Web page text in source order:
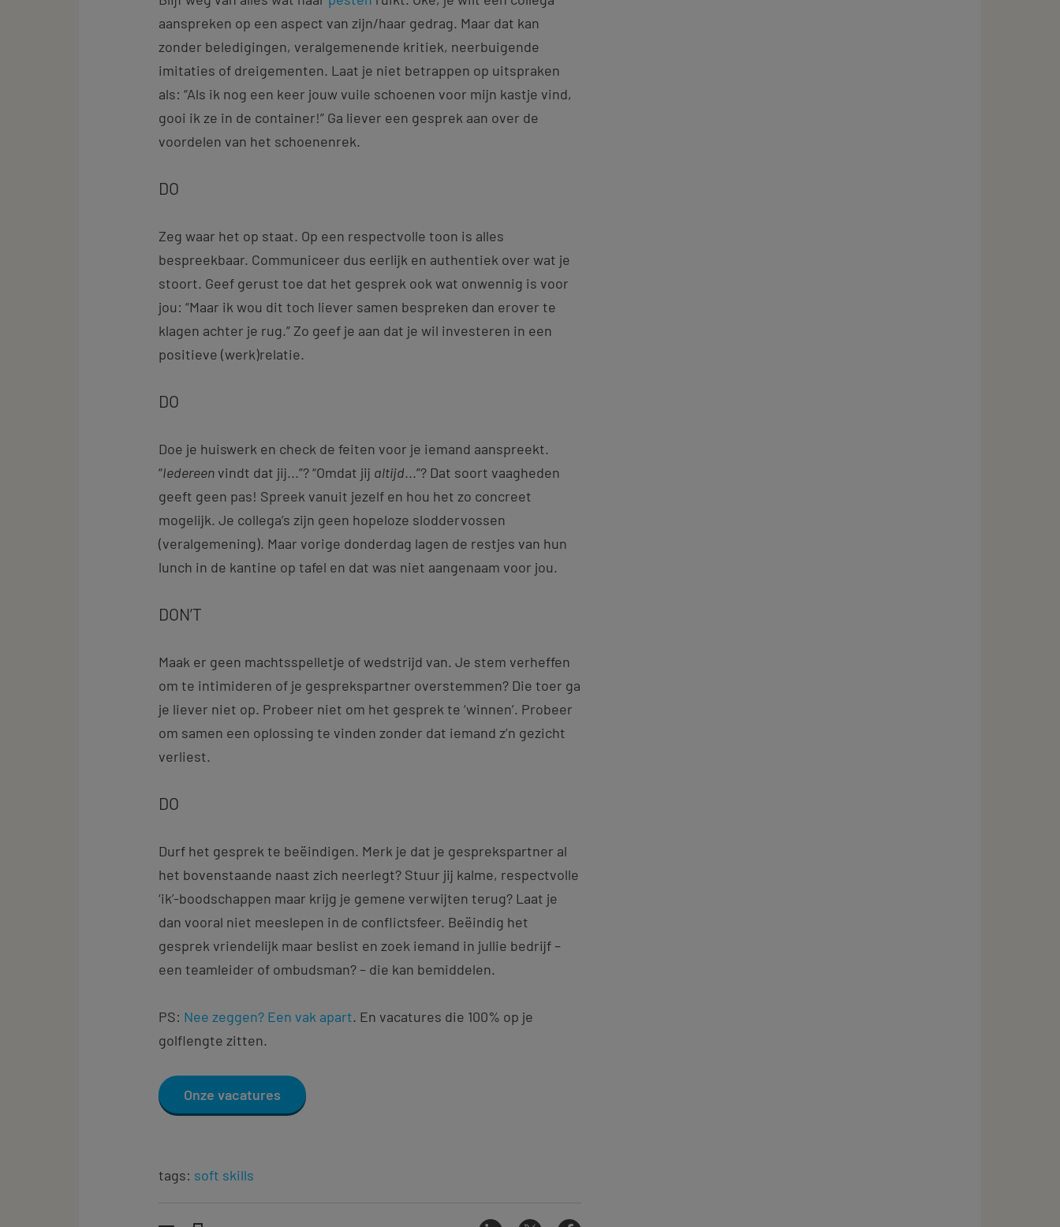
aanspreken op een aspect van zijn/haar gedrag. Maar dat kan
zonder beledigingen, veralgemenende kritiek, neerbuigende
imitaties of dreigementen. Laat je niet betrappen op uitspraken
als: “Als ik nog een keer jouw vuile schoenen voor mijn kastje vind,
gooi ik ze in de container!” Ga liever een gesprek aan over de
voordelen van het schoenenrek.
DO
Zeg waar het op staat. Op een respectvolle toon is alles
bespreekbaar. Communiceer dus eerlijk en authentiek over wat je
stoort. Geef gerust toe dat het gesprek ook wat onwennig is voor
jou: “Maar ik wou dit toch liever samen bespreken dan erover te
klagen achter je rug.” Zo geef je aan dat je wil investeren in een
positieve (werk)relatie.
DO
Doe je huiswerk en check de feiten voor je iemand aanspreekt.
“Iedereenvindt dat jij...”? “Omdat jij altijd...”? Dat soort vaagheden
geeft geen pas! Spreek vanuit jezelf en hou het zo concreet
mogelijk. Je collega’s zijn geen hopeloze sloddervossen
(veralgemening). Maar vorige donderdag lagen de restjes van hun
lunch in de kantine op tafel en dat was niet aangenaam voor jou.
DON’T
Maak er geen machtsspelletje of wedstrijd van. Je stem verheffen
om te intimideren of je gesprekspartner overstemmen? Die toer ga
je liever niet op. Probeer niet om het gesprek te ‘winnen’. Probeer
om samen een oplossing te vinden zonder dat iemand z’n gezicht
verliest.
DO
Durf het gesprek te beëindigen. Merk je dat je gesprekspartner al
het bovenstaande naast zich neerlegt? Stuur jij kalme, respectvolle
‘ik’-boodschappen maar krijg je gemene verwijten terug? Laat je
dan vooral niet meeslepen in de conflictsfeer. Beëindig het
gesprek vriendelijk maar beslist en zoek iemand in jullie bedrijf –
een teamleider of ombudsman? – die kan bemiddelen.
PS: Nee zeggen? Een vak apart. En vacatures die 100% op je
golflengte zitten.
Onze vacatures
tags: soft skills